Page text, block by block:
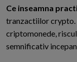
Ce inseamna
tranzactiilor crypto.
criptomonede,
semnificativ